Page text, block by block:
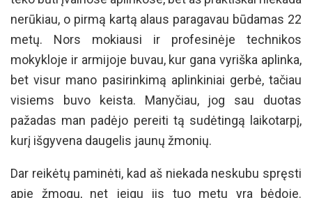
nerūkiau, o pirmą kartą alaus paragavau būdamas 22
metų. Nors mokiausi ir profesinėje technikos
mokykloje ir armijoje buvau, kur gana vyriška aplinka,
bet visur mano pasirinkimą aplinkiniai gerbė, tačiau
visiems buvo keista. Manyčiau, jog sau duotas
pažadas man padėjo pereiti tą sudėtingą laikotarpį,
kurį išgyvena daugelis jaunų žmonių.
Dar reikėtų paminėti, kad aš niekada neskubu spręsti
apie žmogų, net jeigu jis tuo metu yra bėdoje.